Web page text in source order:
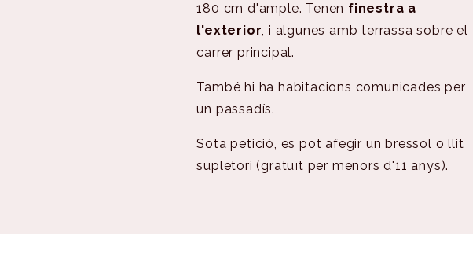
180 cm d'ample. Tenen finestra a
l'exterior, i algunes amb terrassa sobre el
carrer principal.
També hi ha habitacions comunicades per
un passadís.
Sota petició, es pot afegir un bressol o llit
supletori (gratuït per menors d'11 anys).